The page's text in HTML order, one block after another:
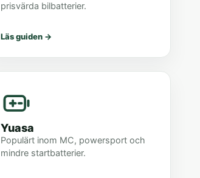
prisvärda bilbatterier.
Läs guiden →
Yuasa
Populärt inom MC, powersport och
mindre startbatterier.